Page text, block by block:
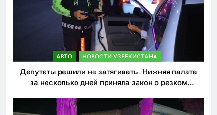
АВТО НОВОСТИ УЗБЕКИСТАНА
Депутаты решили не затягивать. Нижняя палата
за несколько дней приняла закон о резком